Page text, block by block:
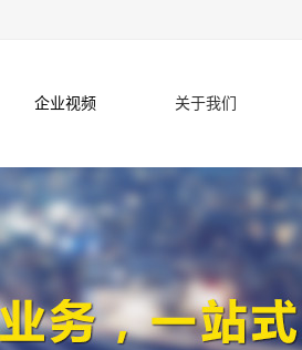
企业视频 关于我们
联系方式